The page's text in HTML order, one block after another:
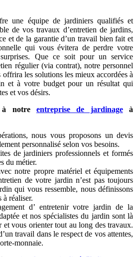
une équipe de jardiniers qualifiés et
de vos travaux d’entretien de jardins,
et de la garantie d’un travail bien fait et
qui vous évitera de perdre votre
Que ce soit pour un service
régulier (via contrat), notre personnel
offrira les solutions les mieux accordées à
et à votre budget pour un résultat qui
et vos désirs.
à notre entreprise de jardinageà
nous vous proposons un devis
personnalisé selon vos besoins.
de jardiniers professionnels et formés
du métier.
notre propre matériel et équipements
de votre jardin n’est pas toujours
qui vous ressemble, nous définissons
à réaliser.
d’ entretenir votre jardin de la
et nos spécialistes du jardin sont là
et vous orienter tout au long des travaux.
travail dans le respect de vos attentes,
monnaie.